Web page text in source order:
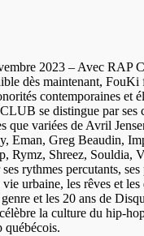
2023 – Avec RAP
dès maintenant, FouKi
contemporaines et
se distingue par ses
que variées de Avril
Eman, Greg Beaudin,
Rymz, Shreez, Souldia,
rythmes percutants,
urbaine, les rêves et
et les 20 ans de
la culture du hip-
québécois.